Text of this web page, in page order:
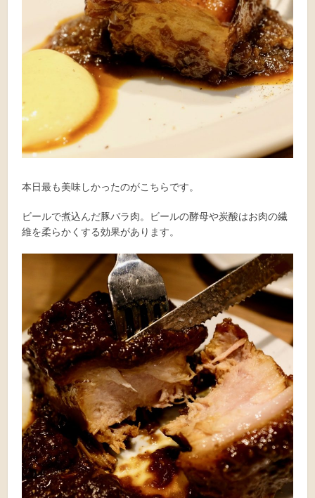
本日最も美味しかったのがこちらです。
ビールで煮込んだ豚バラ肉。ビールの酵母や炭酸はお肉の繊
維を柔らかくする効果があります。